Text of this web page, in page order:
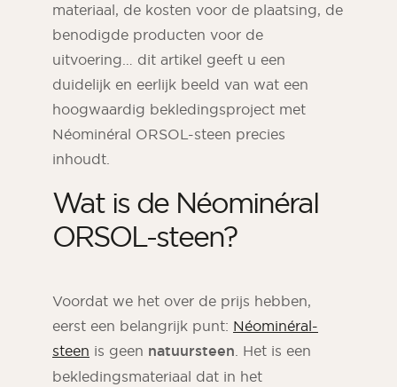
ORSOL tijdschrift
Laat je inspireren door de esthetiek en
texturen van ORSOL
materiaal, de kosten voor de plaatsing, de
benodigde producten voor de
uitvoering… dit artikel geeft u een
duidelijk en eerlijk beeld van wat een
hoogwaardig bekledingsproject met
Néominéral ORSOL-steen precies
inhoudt.
Wat is de Néominéral
ORSOL-steen?
Voordat we het over de prijs hebben,
eerst een belangrijk punt: Néominéral-
steen is geen natuursteen. Het is een
bekledingsmateriaal dat in het